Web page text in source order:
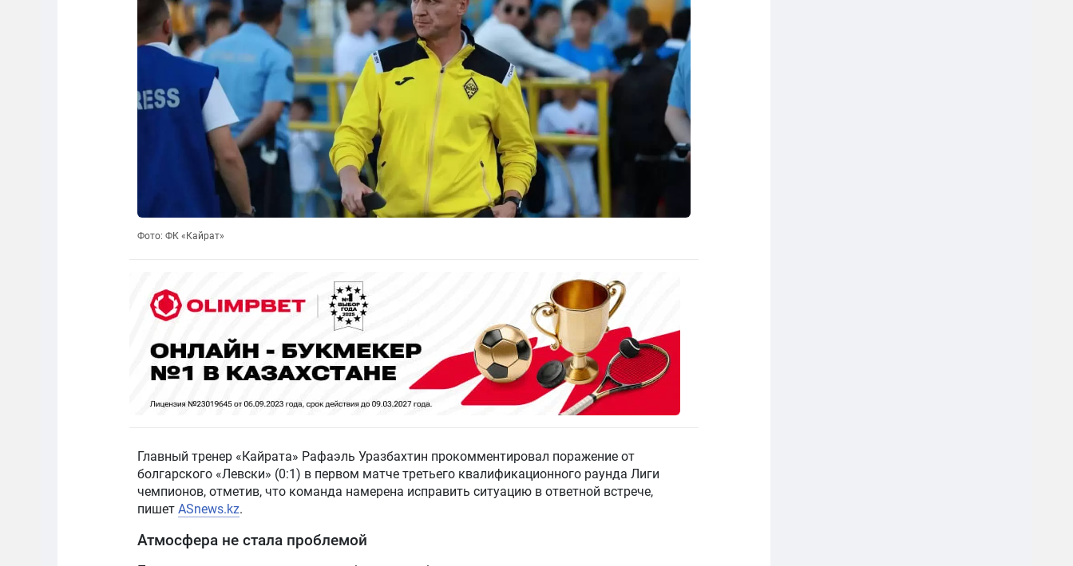
Фото: ФК «Кайрат»
Главный тренер «Кайрата» Рафаэль Уразбахтин прокомментировал поражение от
болгарского «Левски» (0:1) в первом матче третьего квалификационного раунда Лиги
чемпионов, отметив, что команда намерена исправить ситуацию в ответной встрече,
пишет ASnews.kz.
Атмосфера не стала проблемой